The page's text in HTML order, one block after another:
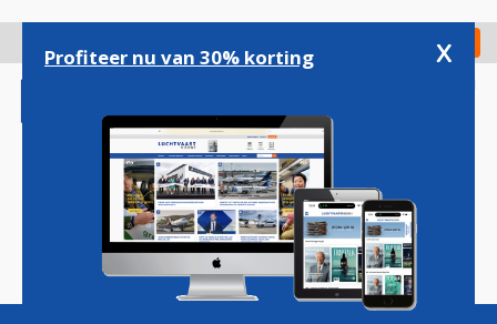
gaan
Check in
Magazine Podcasts Vacatures
Profiteer nu van 30% korting x